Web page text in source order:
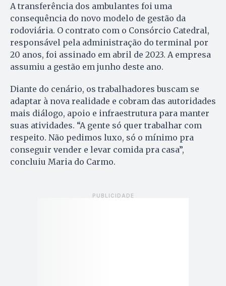
A transferência dos ambulantes foi uma
consequência do novo modelo de gestão da
rodoviária. O contrato com o Consórcio Catedral,
responsável pela administração do terminal por
20 anos, foi assinado em abril de 2023. A empresa
assumiu a gestão em junho deste ano.
Diante do cenário, os trabalhadores buscam se
adaptar à nova realidade e cobram das autoridades
mais diálogo, apoio e infraestrutura para manter
suas atividades. “A gente só quer trabalhar com
respeito. Não pedimos luxo, só o mínimo pra
conseguir vender e levar comida pra casa”,
concluiu Maria do Carmo.